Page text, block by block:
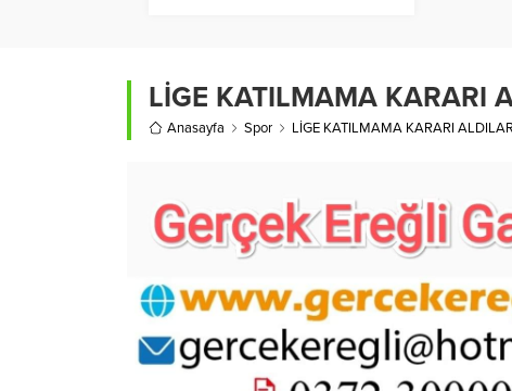
LİGE KATILMAMA KARARI
Anasayfa Spor LİGE KATILMAMA KARARI